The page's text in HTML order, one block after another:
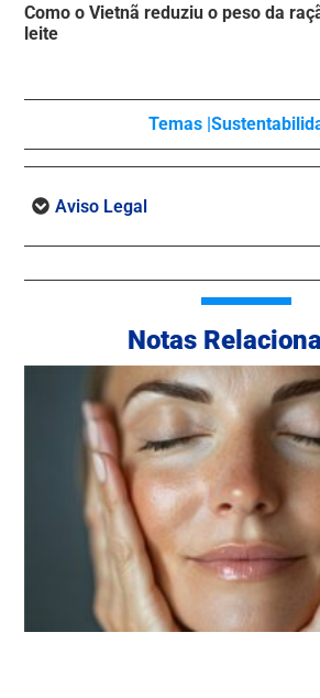
Como o Vietnã reduziu o peso da
leite
Temas |
Aviso Legal
Notas